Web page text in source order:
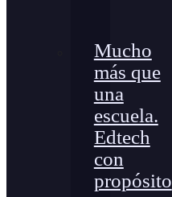
Mucho
más que
una
escuela.
Edtech
con
propósito